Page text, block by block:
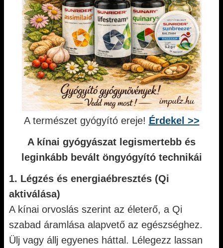
A természet gyógyító ereje! Érdekel >>
A kínai gyógyászat legismertebb és
leginkább bevált öngyógyító technikái
1. Légzés és energiaébresztés (Qi
aktiválása)
A kínai orvoslás szerint az életerő, a Qi
szabad áramlása alapvető az egészséghez.
Ülj vagy állj egyenes háttal. Lélegezz lassan